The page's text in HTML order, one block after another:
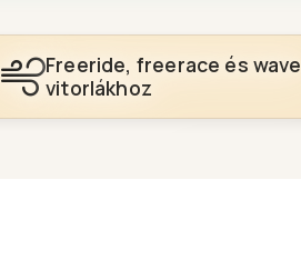
Freeride, freerace és wave
vitorlákhoz